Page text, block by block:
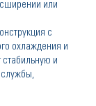
или
с
охлаждения и
стабильную и
службы,